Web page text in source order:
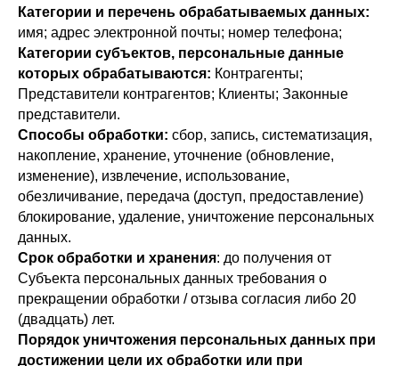
Категории и перечень обрабатываемых данных:
имя; адрес электронной почты; номер телефона;
Категории субъектов, персональные данные
которых обрабатываются: Контрагенты;
Представители контрагентов; Клиенты; Законные
представители.
Способы обработки: сбор, запись, систематизация,
накопление, хранение, уточнение (обновление,
изменение), извлечение, использование,
обезличивание, передача (доступ, предоставление)
блокирование, удаление, уничтожение персональных
данных.
Срок обработки и хранения: до получения от
Субъекта персональных данных требования о
прекращении обработки / отзыва согласия либо 20
(двадцать) лет.
Порядок уничтожения персональных данных при
достижении цели их обработки или при